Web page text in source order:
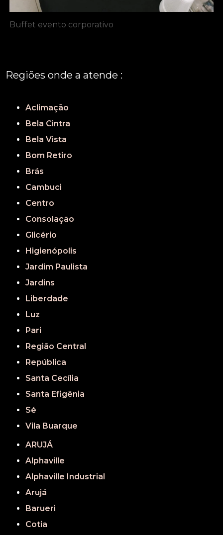
Buffet evento corporativo
Regiões onde a atende :
Aclimação
Bela Cintra
Bela Vista
Bom Retiro
Brás
Cambuci
Centro
Consolação
Glicério
Higienópolis
Jardim Paulista
Jardins
Liberdade
Luz
Pari
Região Central
República
Santa Cecília
Santa Efigênia
Sé
Vila Buarque
ARUJÁ
Alphaville
Alphaville Industrial
Arujá
Barueri
Cotia